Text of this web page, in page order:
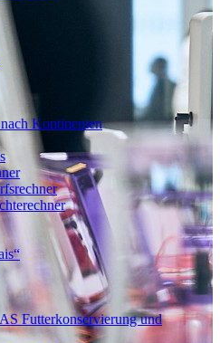
Kontinenten
Futterkonservierung und